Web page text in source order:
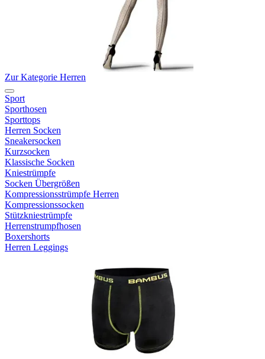
Zur Kategorie Herren
Sport
Sporthosen
Sporttops
Herren Socken
Sneakersocken
Kurzsocken
Klassische Socken
Kniestrümpfe
Socken Übergrößen
Kompressionsstrümpfe Herren
Kompressionssocken
Stützkniestrümpfe
Herrenstrumpfhosen
Boxershorts
Herren Leggings